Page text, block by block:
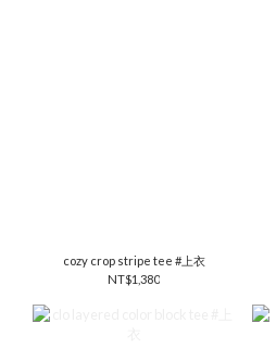
cozy crop stripe tee #上衣
NT$1,380